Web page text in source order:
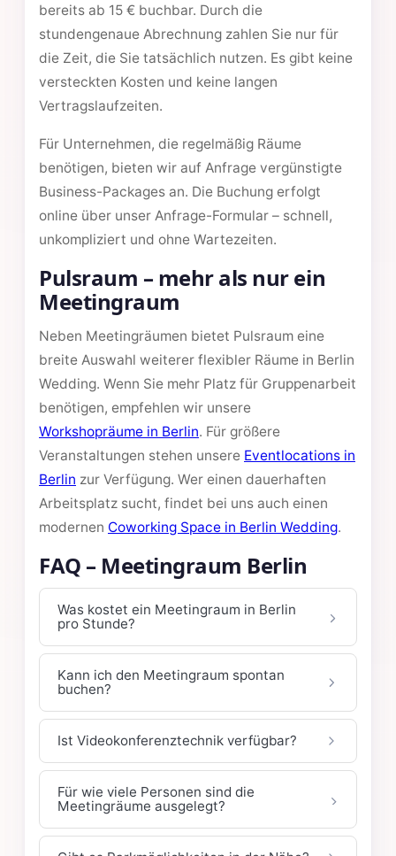
bereits ab 15 € buchbar. Durch die
stundengenaue Abrechnung zahlen Sie nur für
die Zeit, die Sie tatsächlich nutzen. Es gibt keine
versteckten Kosten und keine langen
Vertragslaufzeiten.
Für Unternehmen, die regelmäßig Räume
benötigen, bieten wir auf Anfrage vergünstigte
Business-Packages an. Die Buchung erfolgt
online über unser Anfrage-Formular – schnell,
unkompliziert und ohne Wartezeiten.
Pulsraum – mehr als nur ein
Meetingraum
Neben Meetingräumen bietet Pulsraum eine
breite Auswahl weiterer flexibler Räume in Berlin
Wedding. Wenn Sie mehr Platz für Gruppenarbeit
benötigen, empfehlen wir unsere
Workshopräume in Berlin. Für größere
Veranstaltungen stehen unsere Eventlocations in
Berlin zur Verfügung. Wer einen dauerhaften
Arbeitsplatz sucht, findet bei uns auch einen
modernen Coworking Space in Berlin Wedding.
FAQ – Meetingraum Berlin
Was kostet ein Meetingraum in Berlin
pro Stunde?
Kann ich den Meetingraum spontan
buchen?
Ist Videokonferenztechnik verfügbar?
Für wie viele Personen sind die
Meetingräume ausgelegt?